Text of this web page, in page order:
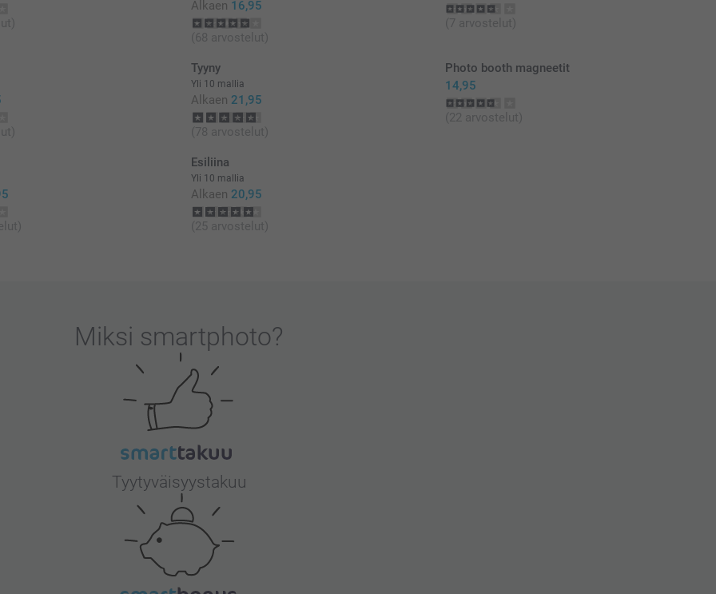
Alkaen 16,95
(68 arvostelut)
(7 arvostelut)
Tyyny
Yli 10 mallia
Alkaen 21,95
(78 arvostelut)
Photo booth magneetit
14,95
(22 arvostelut)
Esiliina
Yli 10 mallia
Alkaen 20,95
(25 arvostelut)
Miksi smartphoto?
Tyytyväisyystakuu